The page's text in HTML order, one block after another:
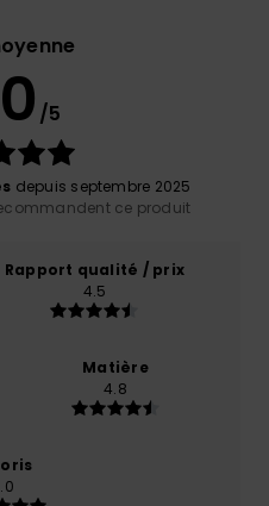
/5
depuis septembre 2025
ce produit
Rapport qualité / prix
4.5
Matière
4.8